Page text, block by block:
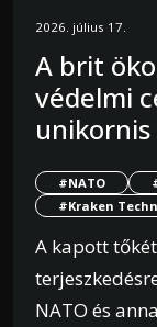
2026. július 17.
A brit
védelmi
#NATO
#Kraken
A kapott
NATO és